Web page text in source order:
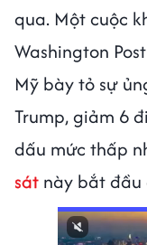
qua. Một cuộc
Washington
Mỹ bày tỏ sự
Trump, giảm 6
dấu mức thấp
sát này bắt